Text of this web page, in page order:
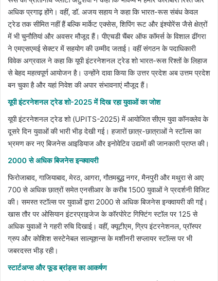
अधिक प्रगाढ़ होंगे। वहीं, डॉ. अजय सहाय ने कहा कि भारत-रूस संबंध केवल
ट्रेड तक सीमित नहीं हैं बल्कि मार्केट एक्सेस, शिपिंग रूट और इंश्योरेंस जैसे क्षेत्रों
में भी चुनौतियां और अवसर मौजूद हैं। पीएचडी चैंबर ऑफ कॉमर्स के विशाल ढींगरा
ने एमएसएमई सेक्टर में सहयोग की उम्मीद जताई। वहीं संगठन के पदाधिकारी
विवेक अग्रवाल ने कहा कि यूपी इंटरनेशनल ट्रेड शो भारत-रूस रिश्तों के लिहाज
से बेहद महत्वपूर्ण आयोजन है। उन्होंने दावा किया कि उत्तर प्रदेश अब उत्तम प्रदेश
बन चुका है और यहां निवेश की अपार संभावनाएं मौजूद हैं।
यूपी इंटरनेशनल ट्रेड शो-2025 में दिख रहा युवाओं का जोश
यूपी इंटरनेशनल ट्रेड शो (UPITS-2025) में आयोजित सीएम युवा कॉनक्लेव के
दूसरे दिन युवाओं की भारी भीड़ देखी गई। हजारों छात्र-छात्राओं ने स्टॉल्स का
भ्रमण कर नए बिजनेस आइडियाज और इनोवेटिव उद्यमों की जानकारी प्राप्त की।
2000 से अधिक बिजनेस इन्क्वायरी
फिरोजाबाद, गाजियाबाद, मेरठ, आगरा, गौतमबुद्ध नगर, मैनपुरी और मथुरा से आए
700 से अधिक छात्रों समेत एनसीआर के करीब 1500 युवाओं ने प्रदर्शनी विजिट
की। समस्त स्टॉल्स पर युवाओं द्वारा 2000 से अधिक बिजनेस इन्क्वायरी की गईं।
खास तौर पर ओसियान इंटरप्राइजेज के कॉरपोरेट गिफ्टिंग स्टॉल पर 125 से
अधिक युवाओं ने गहरी रुचि दिखाई। वहीं, क्यूटीएम, ग्रिप इंटरनेशनल, प्रॉस्पर
ग्रुप और कोशिश सस्टेनेबल साल्यूशन्स के मशीनरी सप्लायर स्टॉल्स पर भी
जबरदस्त भीड़ रही।
स्टार्टअप्स और फूड ब्रांड्स का आकर्षण